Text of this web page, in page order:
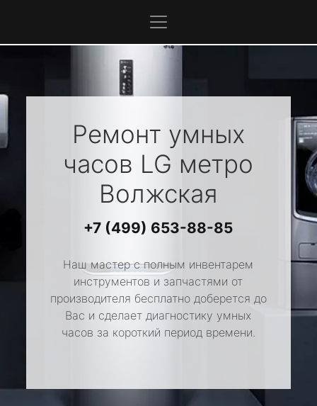
Ремонт умных
часов LG метро
Волжская
+7 (499) 653-88-85
Наш мастер с полным инвентарем
инструментов и запчастями от
производителя бесплатно доберется до
Вас и сделает диагностику умных
часов за короткий период времени.